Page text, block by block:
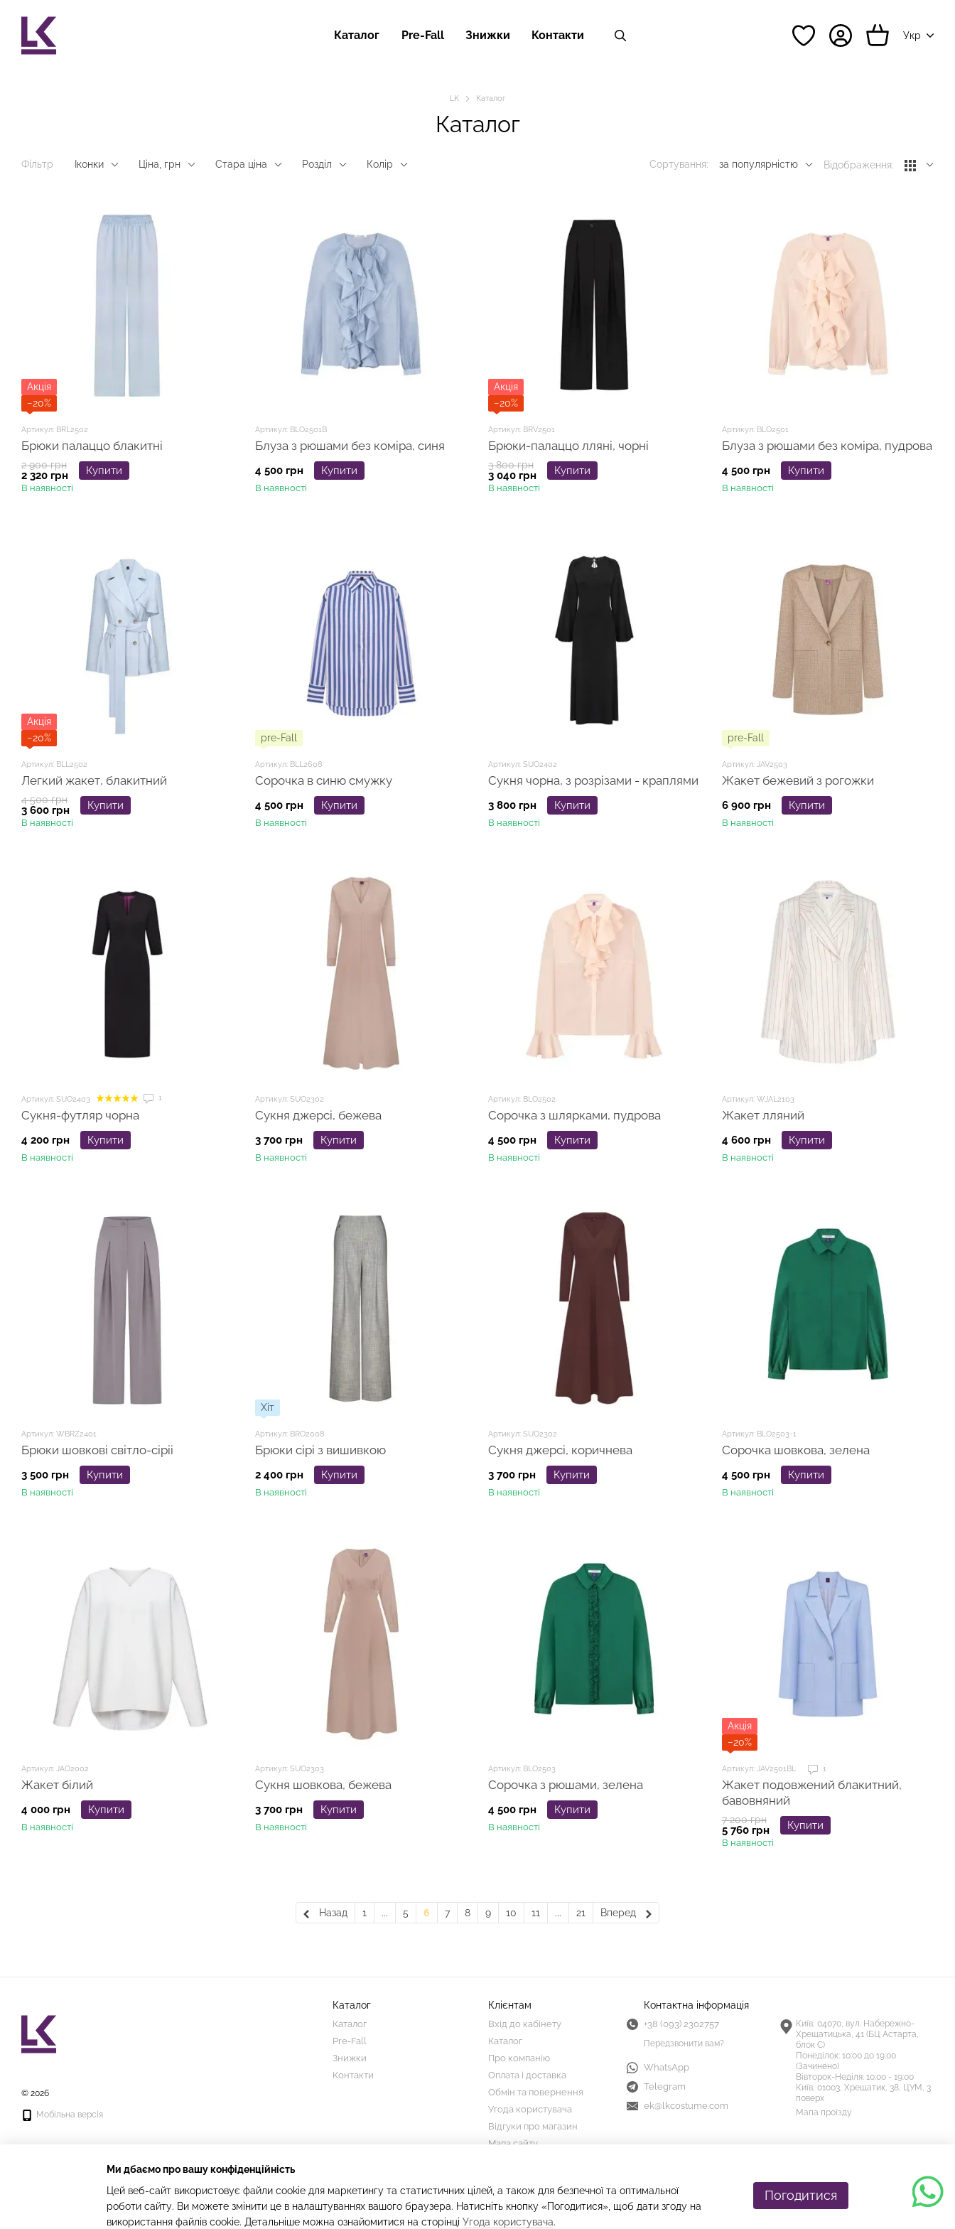
Каталог Pre-Fall Знижки Контакти Укр
LK Каталог
Каталог
Фільтр Іконки Ціна, грн Стара ціна Розділ Колір Сортування: за популярністю Відображення:
Акція
−20%
Артикул: BRL2502
Брюки палаццо блакитні
2 900 грн
2 320 грн Купити
В наявності
Артикул: BLO2501B
Блуза з рюшами без коміра, синя
4 500 грн Купити
В наявності
Акція
−20%
Артикул: BRV2501
Брюки-палаццо лляні, чорні
3 800 грн
3 040 грн Купити
В наявності
Артикул: BLO2501
Блуза з рюшами без коміра, пудрова
4 500 грн Купити
В наявності
Акція
−20%
Артикул: BLL2502
Легкий жакет, блакитний
4 500 грн
3 600 грн Купити
В наявності
pre-Fall
Артикул: BLL2608
Сорочка в синю смужку
4 500 грн Купити
В наявності
Артикул: SUO2402
Сукня чорна, з розрізами - краплями
3 800 грн Купити
В наявності
pre-Fall
Артикул: JAV2503
Жакет бежевий з рогожки
6 900 грн Купити
В наявності
Артикул: SUO2403 1
Сукня-футляр чорна
4 200 грн Купити
В наявності
Артикул: SUO2302
Сукня джерсі, бежева
3 700 грн Купити
В наявності
Артикул: BLO2502
Сорочка з шлярками, пудрова
4 500 грн Купити
В наявності
Артикул: WJAL2103
Жакет лляний
4 600 грн Купити
В наявності
Артикул: WBRZ2401
Брюки шовкові світло-сіріі
3 500 грн Купити
В наявності
Хіт
Артикул: BRO2008
Брюки сірі з вишивкою
2 400 грн Купити
В наявності
Артикул: SUO2302
Сукня джерсі, коричнева
3 700 грн Купити
В наявності
Артикул: BLO2503-1
Сорочка шовкова, зелена
4 500 грн Купити
В наявності
Артикул: JAO2002
Жакет білий
4 000 грн Купити
В наявності
Артикул: SUO2303
Сукня шовкова, бежева
3 700 грн Купити
В наявності
Артикул: BLO2503
Сорочка з рюшами, зелена
4 500 грн Купити
В наявності
Акція
−20%
Артикул: JAV2501BL 1
Жакет подовжений блакитний,
бавовняний
7 200 грн
5 760 грн Купити
В наявності
Назад 1 ... 5 6 7 8 9 10 11 ... 21 Вперед
© 2026
Мобільна версія
Каталог
Каталог
Pre-Fall
Знижки
Контакти
Клієнтам
Вхід до кабінету
Каталог
Про компанію
Оплата і доставка
Обмін та повернення
Угода користувача
Відгуки про магазин
Мапа сайту
Контактна інформація
+38 (093) 2302757
Передзвонити вам?
WhatsApp
Telegram
ek@lkcostume.com
Київ, 04070, вул. Набережно-
Хрещатицька, 41 (БЦ Астарта,
блок С)
Понеділок: 10:00 до 19:00
(Зачинено)
Вівторок-Неділя: 10:00 - 19:00
Київ, 01003, Хрещатик, 38, ЦУМ, 3
поверх
Мапа проїзду
Ми дбаємо про вашу конфіденційність
Цей веб-сайт використовує файли cookie для маркетингу та статистичних цілей, а також для безпечної та оптимальної
роботи сайту. Ви можете змінити це в налаштуваннях вашого браузера. Натисніть кнопку «Погодитися», щоб дати згоду на
використання файлів cookie. Детальніше можна ознайомитися на сторінці Угода користувача.
Погодитися